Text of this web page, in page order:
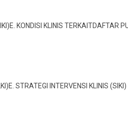
KONDISI KLINIS
STRATEGI INTERVENSI KLINIS